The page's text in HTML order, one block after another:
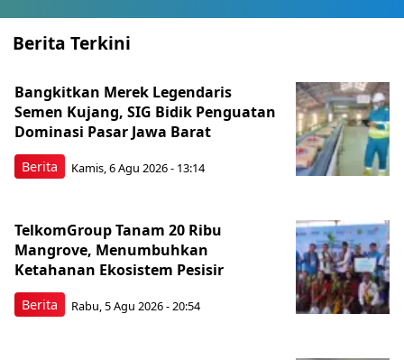
Berita Terkini
Berita
Bangkitkan Merek Legendaris
Semen Kujang, SIG Bidik Penguatan
Dominasi Pasar Jawa Barat
Kamis, 6 Agu 2026 - 13:14
Berita
TelkomGroup Tanam 20 Ribu
Mangrove, Menumbuhkan
Ketahanan Ekosistem Pesisir
Rabu, 5 Agu 2026 - 20:54